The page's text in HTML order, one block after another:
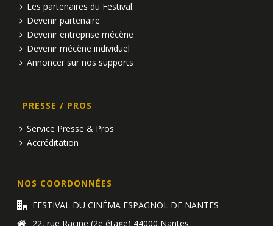
Les partenaires du Festival
Devenir partenaire
Devenir entreprise mécène
Devenir mécène individuel
Annoncer sur nos supports
PRESSE / PROS
Service Presse & Pros
Accréditation
NOS COORDONNÉES
FESTIVAL DU CINÉMA ESPAGNOL DE NANTES
22, rue Racine (2e étage) 44000 Nantes